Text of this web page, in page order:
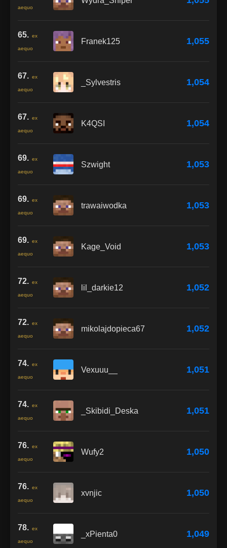
aequo
65. ex
aequo
Franek125 1,055
67. ex
aequo
_Sylvestris 1,054
67. ex
aequo
K4QSI 1,054
69. ex
aequo
Szwight 1,053
69. ex
aequo
trawaiwodka 1,053
69. ex
aequo
Kage_Void 1,053
72. ex
aequo
lil_darkie12 1,052
72. ex
aequo
mikolajdopieca67 1,052
74. ex
aequo
Vexuuu__ 1,051
74. ex
aequo
_Skibidi_Deska 1,051
76. ex
aequo
Wufy2 1,050
76. ex
aequo
xvnjic 1,050
78. ex
aequo
_xPienta0 1,049